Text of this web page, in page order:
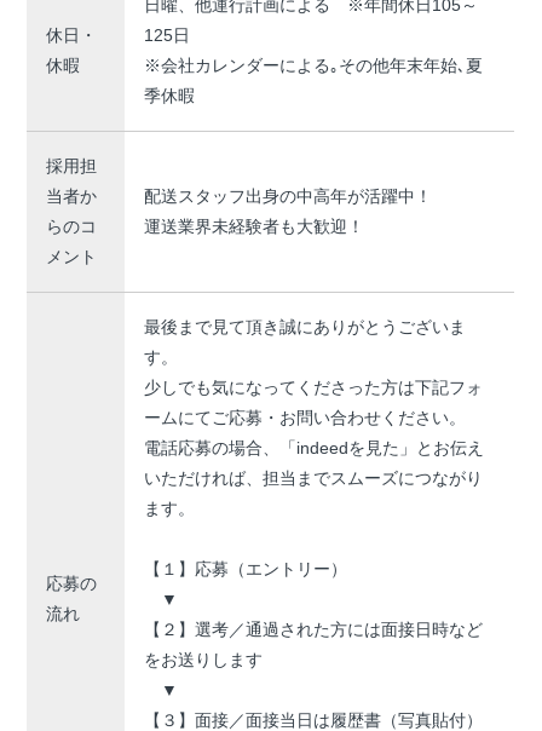
休日・
休暇
日曜、他運行計画による ※年間休日105～
125日
※会社カレンダーによる｡その他年末年始､夏
季休暇
採用担
当者か
らのコ
メント
配送スタッフ出身の中高年が活躍中！
運送業界未経験者も大歓迎！
応募の
流れ
最後まで見て頂き誠にありがとうございま
す。
少しでも気になってくださった方は下記フォ
ームにてご応募・お問い合わせください。
電話応募の場合、「indeedを見た」とお伝え
いただければ、担当までスムーズにつながり
ます。
【１】応募（エントリー）
▼
【２】選考／通過された方には面接日時など
をお送りします
▼
【３】面接／面接当日は履歴書（写真貼付）